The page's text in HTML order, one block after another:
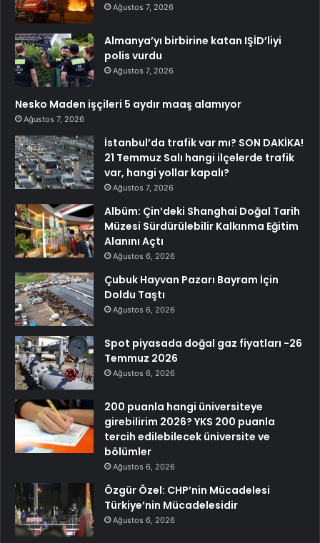
Ağustos 7, 2026
Almanya’yı birbirine katan IŞİD’liyi
polis vurdu
Ağustos 7, 2026
Nesko Maden işçileri 5 aydır maaş alamıyor
Ağustos 7, 2026
İstanbul’da trafik var mı? SON DAKİKA!
21 Temmuz Salı hangi ilçelerde trafik
var, hangi yollar kapalı?
Ağustos 7, 2026
Albüm: Çin’deki Shanghai Doğal Tarih
Müzesi Sürdürülebilir Kalkınma Eğitim
Alanını Açtı
Ağustos 6, 2026
Çubuk Hayvan Pazarı Bayram İçin
Doldu Taştı
Ağustos 6, 2026
Spot piyasada doğal gaz fiyatları -26
Temmuz 2026
Ağustos 6, 2026
200 puanla hangi üniversiteye
girebilirim 2026? YKS 200 puanla
tercih edilebilecek üniversite ve
bölümler
Ağustos 6, 2026
Özgür Özel: CHP’nin Mücadelesi
Türkiye’nin Mücadelesidir
Ağustos 6, 2026